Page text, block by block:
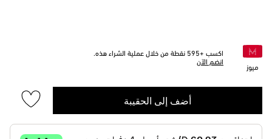
ميوز
اكسب +595 نقطة من خلال عملية الشراء هذه.
انضم الآن
أضف إلى الحقيبة